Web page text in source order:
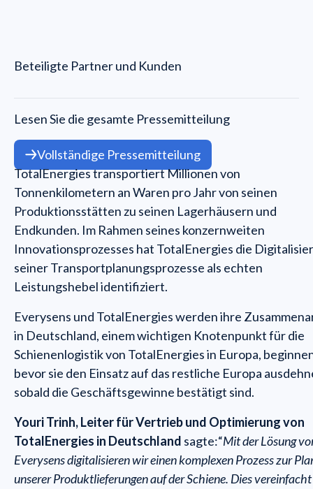
TotalEnergies transportiert Millionen von
Tonnenkilometern an Waren pro Jahr von seinen
Produktionsstätten zu seinen Lagerhäusern und
Endkunden. Im Rahmen seines konzernweiten
Innovationsprozesses hat TotalEnergies die
seiner Transportplanungsprozesse als echten
Leistungshebel identifiziert.
Everysens und TotalEnergies werden ihre
in Deutschland, einem wichtigen Knotenpunkt für die
Schienenlogistik von TotalEnergies in Europa,
bevor sie den Einsatz auf das restliche Europa
sobald die Geschäftsgewinne bestätigt sind.
Youri Trinh, Leiter für Vertrieb und Optimierung von
TotalEnergies in Deutschland sagte:“Mit der Lösung
Everysens digitalisieren wir einen komplexen Prozess zur
unserer Produktlieferungen auf der Schiene. Dies
Beteiligte Partner und Kunden
Lesen Sie die gesamte Pressemitteilung
Vollständige Pressemitteilung